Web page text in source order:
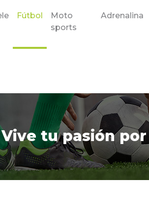
Fútbol
Moto
sports
Adrenalina
Vive tu pasión